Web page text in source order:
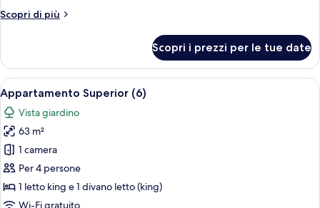
Scopri di più
Altri
Superior
(5)
Scopri i prezzi per le tue date
Apri
tutte
le
foto
per
Appartamento
Superior
(6)
Un soggiorno moderno con angolo
8
Appartamento Superior (6)
Vista giardino
63 m²
1 camera
Per 4 persone
1 letto king e 1 divano letto (king)
Wi-Fi gratuito